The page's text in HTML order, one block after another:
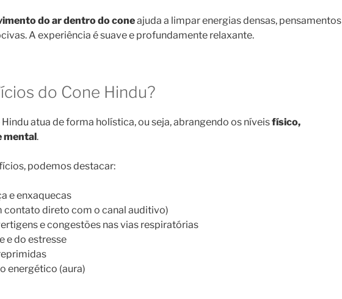
do ar dentro do coneajuda a limpar energias densas, pensamentos
A experiência é suave e profundamente relaxante.
do Cone Hindu?
atua de forma holística, ou seja, abrangendo os níveisfísico,
mental.
podemos destacar:
e enxaquecas
contato direto com o canal auditivo)
e congestões nas vias respiratórias
e do estresse
energético (aura)